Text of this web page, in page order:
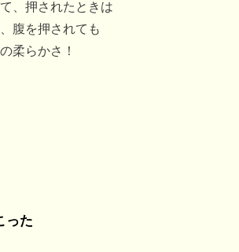
、押されたときは
腹を押されても
柔らかさ！
った